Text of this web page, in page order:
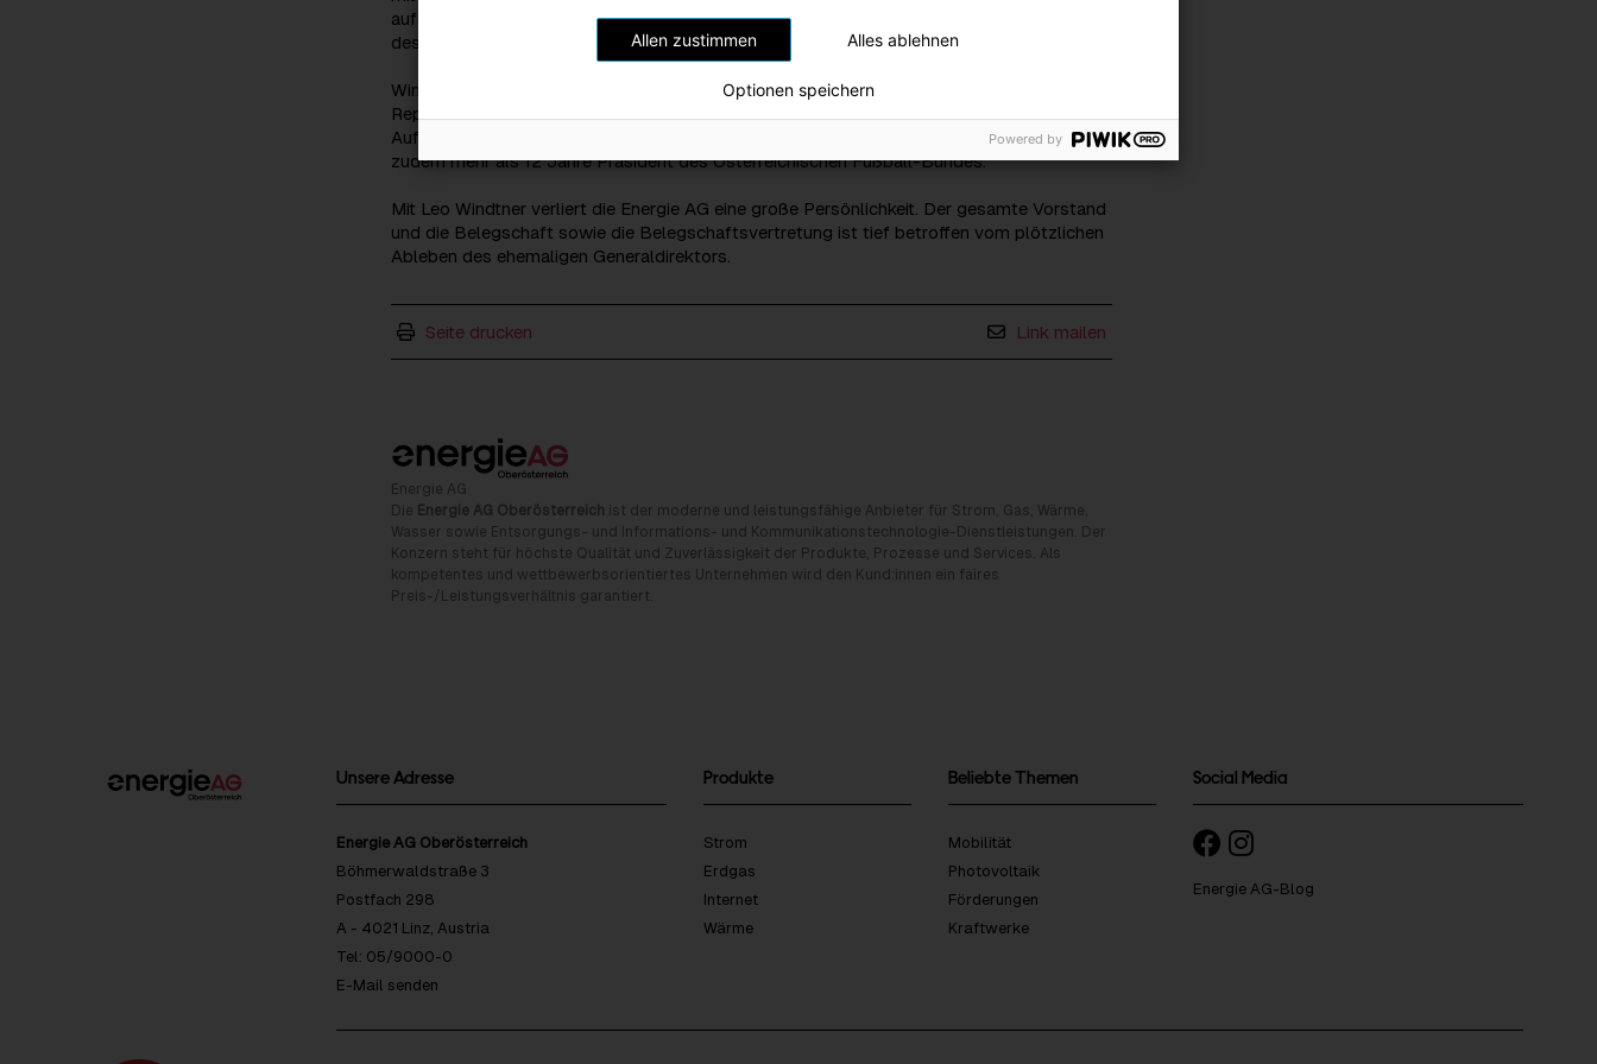
aufstrebender Talente ins Leben gerufen. 2017 ging er nach 8.156 Tagen an der Spitze
des Konzerns in Pension.
Windtner war Träger des „Großen Goldenen Ehrenzeichens für Verdienste um die
Republik Österreich“ und neben seiner Funktion in der Energie AG, Mitglied des
Aufsichtsrates mehrerer Industrieunternehmen, Präsident von Oesterreichs Energie und
zudem mehr als 12 Jahre Präsident des Österreichischen Fußball-Bundes.
Mit Leo Windtner verliert die Energie AG eine große Persönlichkeit. Der gesamte Vorstand
und die Belegschaft sowie die Belegschaftsvertretung ist tief betroffen vom plötzlichen
Ableben des ehemaligen Generaldirektors.
Seite drucken Link mailen
Energie AG
Die Energie AG Oberösterreich ist der moderne und leistungsfähige Anbieter für Strom, Gas, Wärme,
Wasser sowie Entsorgungs- und Informations- und Kommunikationstechnologie-Dienstleistungen. Der
Konzern steht für höchste Qualität und Zuverlässigkeit der Produkte, Prozesse und Services. Als
kompetentes und wettbewerbsorientiertes Unternehmen wird den Kund:innen ein faires
Preis-/Leistungsverhältnis garantiert.
Unsere Adresse
Energie AG Oberösterreich
Böhmerwaldstraße 3
Postfach 298
A - 4021 Linz, Austria
Tel: 05/9000-0
E-Mail senden
Produkte
Strom
Erdgas
Internet
Wärme
Beliebte Themen
Mobilität
Photovoltaik
Förderungen
Kraftwerke
Social Media
Energie AG-Blog
Allen zustimmen Alles ablehnen
Optionen speichern
Powered by